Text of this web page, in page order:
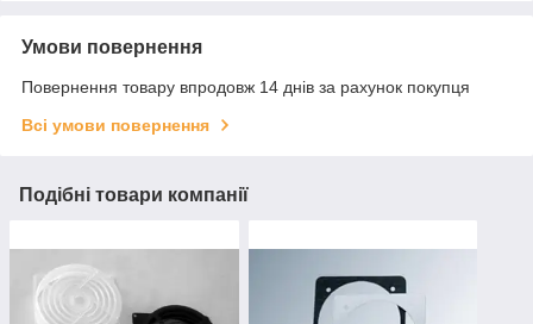
Умови повернення
Повернення товару впродовж 14 днів за рахунок покупця
Всі умови повернення
Подібні товари компанії